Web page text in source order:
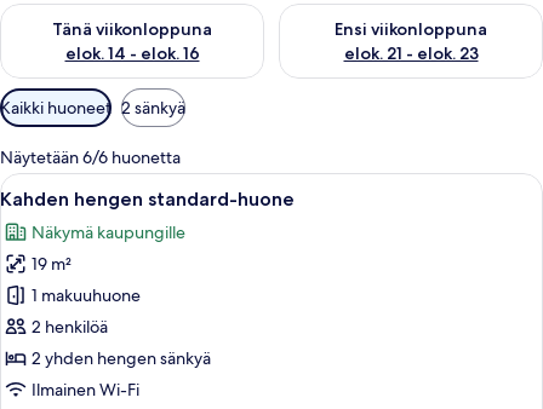
Tänä viikonloppuna
elok. 14 - elok. 16
Tarkista tämän viikonlopun saatavuus elok. 14 - elok. 16
Ensi viikonloppuna
elok. 21 - elok. 23
Tarkista ensi viikonlopun
Huoneille
saatavilla
olevia
suodattimia
Kaikki huoneet 2 sänkyä
Näytetään 6/6 huonetta
Avaa
kaikki
huonetyypin
Kahden
hengen
standard-
huone
kuvat
Hotellihuone, jossa on suuri sänky,
11
Kahden hengen standard-huone
Näkymä kaupungille
19 m²
1 makuuhuone
2 henkilöä
2 yhden hengen sänkyä
Ilmainen Wi-Fi